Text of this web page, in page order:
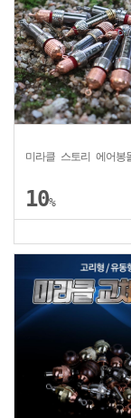
미라클 스토리 에어봉
10%